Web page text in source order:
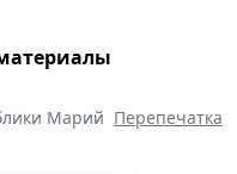
Марий Перепечатка